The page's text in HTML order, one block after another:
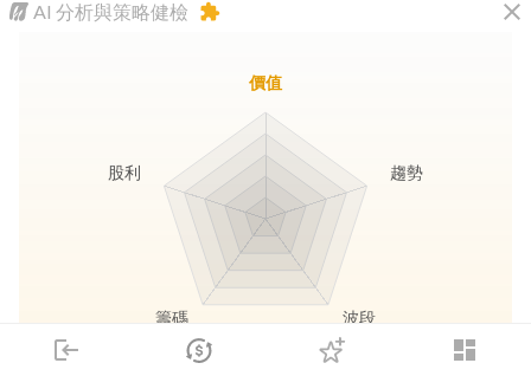
login dashboard
市場 登入
AI 分析與策略健檢 close
extension
價值
趨勢
波段
籌碼
股利